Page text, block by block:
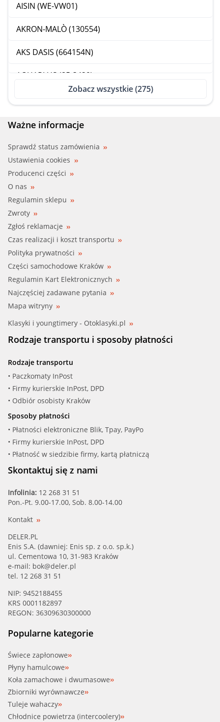
AISIN (WE-VW01)
AKRON-MALÒ (130554)
AKS DASIS (664154N)
AQUAPLUS (85-3420)
AQUAPLUS (85-8462)
ASHIKA (35-00-0931)
AUDI, SEAT, SKODA, VW (06A 121 011 E)
AUDI, VW (06A 121 011 EV)
AUDI, SEAT, SKODA, VW (06A 121 011 F)
AUDI, VW (06A 121 011 FV)
AUDI, VW (06A 121 011 HV)
AUDI, SEAT, SKODA, VW (06A 121 011 L)
AUDI, VW (06A 121 011 LV)
AUDI, VW (06A 121 011 Q)
AUDI, SEAT, SKODA, VW (06A 121 011 T)
AUDI, VW (06A 121 011 TX)
AUDI, SEAT, SKODA, VW (06A 121 012)
AUDI, VW (06A 121 012 B)
AUDI, VW (06A 121 012 D)
AUDI, SEAT, SKODA, VW (06A 121 012 G)
AUDI, VW (6A 121 011 C)
AUDI, VW (6A 121 011 EV)
AUDI, SEAT, SKODA, VW (6A 121 011 F)
AUDI, VW (6A 121 011 FV)
AUDI, VW (6A 121 011 HV)
AUDI, SEAT, SKODA, VW (6A 121 011 L)
Zobacz wszystkie (275)
Ważne informacje
Sprawdź status zamówienia
Ustawienia cookies
Producenci części
O nas
Regulamin sklepu
Zwroty
Zgłoś reklamacje
Czas realizacji i koszt transportu
Polityka prywatności
Części samochodowe Kraków
Regulamin Kart Elektronicznych
Najczęściej zadawane pytania
Mapa witryny
Klasyki i youngtimery - Otoklasyki.pl
Rodzaje transportu i sposoby płatności
Rodzaje transportu
• Paczkomaty InPost
• Firmy kurierskie InPost, DPD
• Odbiór osobisty Kraków
Sposoby płatności
• Płatności elektroniczne Blik, Tpay, PayPo
• Firmy kurierskie InPost, DPD
• Płatność w siedzibie firmy, kartą płatniczą
Skontaktuj się z nami
Infolinia: 12 268 31 51
Pon.-Pt. 9.00-17.00, Sob. 8.00-14.00
Kontakt
DELER.PL
Enis S.A. (dawniej: Enis sp. z o.o. sp.k.)
ul. Cementowa 10, 31-983 Kraków
e-mail: bok@deler.pl
tel. 12 268 31 51
NIP: 9452188455
KRS 0001182897
REGON: 36309630300000
Popularne kategorie
Świece zapłonowe
Płyny hamulcowe
Koła zamachowe i dwumasowe
Zbiorniki wyrównawcze
Tuleje wahaczy
Chłodnice powietrza (intercoolery)